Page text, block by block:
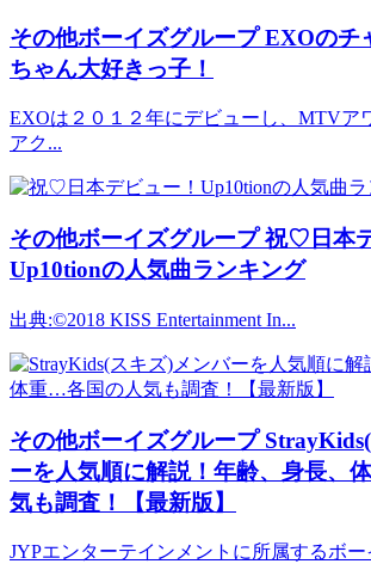
その他ボーイズグループEXOのチ
ちゃん大好きっ子！
EXOは２０１２年にデビューし、MTVア
アク...
その他ボーイズグループ祝♡日本
Up10tionの人気曲ランキング
出典:©2018 KISS Entertainment In...
その他ボーイズグループ
ーを人気順に解説！年齢、身長、
気も調査！【最新版】
JYPエンターテインメントに所属するボ